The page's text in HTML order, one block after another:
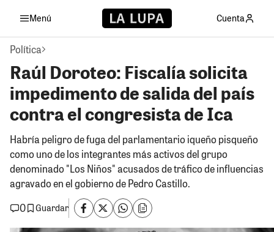
Menú Cuenta
Política
Raúl Doroteo: Fiscalía solicita
impedimento de salida del país
contra el congresista de Ica
Habría peligro de fuga del parlamentario iqueño pisqueño
como uno de los integrantes más activos del grupo
denominado "Los Niños" acusados de tráfico de influencias
agravado en el gobierno de Pedro Castillo.
0
Guardar